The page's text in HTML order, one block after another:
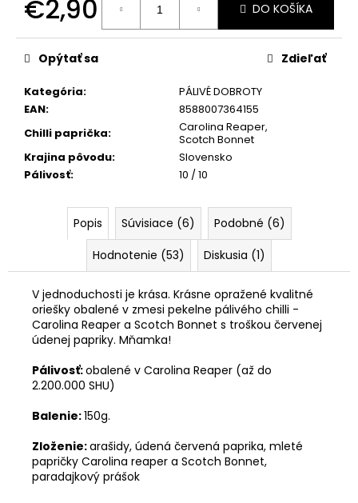
€2,90
cena:
DO KOŠÍKA
Kategória:
PÁLIVÉ DOBROTY
EAN:
8588007364155
Chilli paprička: Carolina Reaper,
Scotch Bonnet
Krajina pôvodu:
Slovensko
Pálivosť: 10 / 10
Opýtať sa Zdieľať
Popis Súvisiace (6)
Podobné (6)
Hodnotenie (53)
Diskusia (1)
V jednoduchosti je krása. Krásne opražené kvalitné
oriešky obalené v zmesi pekelne pálivého chilli -
Carolina Reaper a Scotch Bonnet s troškou červenej
údenej papriky. Mňamka!
Pálivosť:obalené v Carolina Reaper (až do
2.200.000 SHU)
Balenie:150g.
Zloženie:arašidy, údená červená paprika, mleté
papričky Carolina reaper a Scotch Bonnet,
paradajkový prášok
ú
a
m
ULTRA
PÁLIVÉ
(MORUGA
SCORPION
CAROLINA